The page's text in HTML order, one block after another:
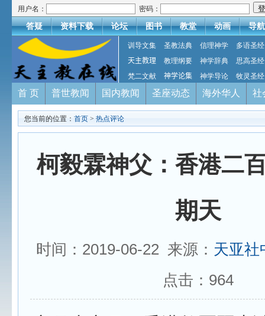
用户名： 密码：
答疑 资料下载 论坛 图书 教堂 动画 导航
训导文集 圣教法典 信理神学
多语圣经
天主教理
教理纲要 神学辞典
思高圣经
梵二文献
神学论集 神学导论 牧灵圣经
首 页 普世教闻 国内教闻 圣座动态 海外华人 社
您当前的位置： 首页 > 热点评论
柯毅霖神父：香港二
期天
时间：2019-06-22 来源： 天亚社
点击： 964